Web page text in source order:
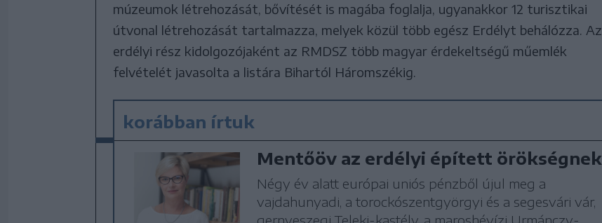
múzeumok létrehozását, bővítését is magába foglalja, ugyanakkor 12 turisztikai
útvonal létrehozását tartalmazza, melyek közül több egész Erdélyt behálózza. Az
erdélyi rész kidolgozójaként az RMDSZ több magyar érdekeltségű műemlék
felvételét javasolta a listára Bihartól Háromszékig.
korábban írtuk
Mentőöv az erdélyi épített örökségnek
Négy év alatt európai uniós pénzből újul meg a
vajdahunyadi, a torockószentgyörgyi és a segesvári vár,